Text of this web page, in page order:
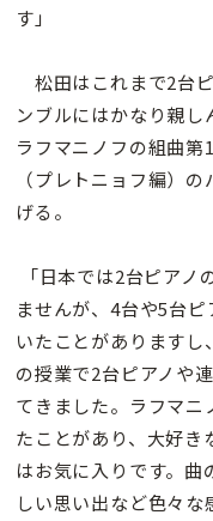
す」
松田はこれまで2台
ンブルにはかなり親し
ラフマニノフの組曲
（プレトニョフ編）
げる。
「日本では2台ピアノ
ませんが、4台や5台
いたことがありますし
の授業で2台ピアノや
てきました。ラフマ
たことがあり、大好
はお気に入りです。
しい思い出など色々